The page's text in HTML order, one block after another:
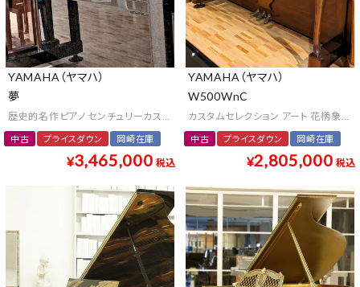
YAMAHA（ヤマハ）
夢
歴史的名作ピアノ センチュリーカスタム アート 螺鈿(ラデン）漆芸 バーズメープ
中古 プライスダウン 岡崎在庫
¥3,465,000 税込
YAMAHA（ヤマハ）
W500WnC
カスタムセレクション アート 花柄象嵌
中古 プライスダウン 岡崎在庫
¥2,805,000 税込